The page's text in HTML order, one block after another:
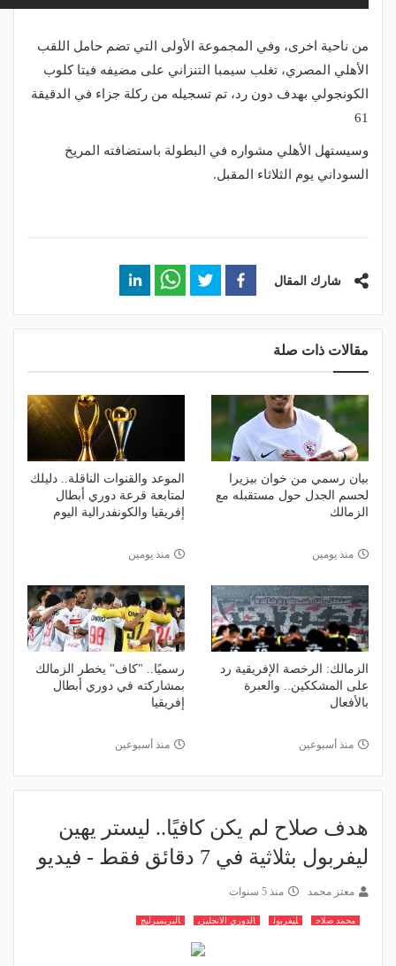
من ناحية اخرى، وفي المجموعة الأولى التي تضم حامل اللقب
الأهلي المصري، تغلب سيمبا التنزاني على مضيفه فيتا كلوب
الكونجولي بهدف دون رد، تم تسجيله من ركلة جزاء في الدقيقة
61
وسيستهل الأهلي مشواره في البطولة باستضافته المريخ
السوداني يوم الثلاثاء المقبل.
شارك المقال
مقالات ذات صلة
بيان رسمي من خوان بيزيرا
لحسم الجدل حول مستقبله مع
الزمالك
منذ يومين
الموعد والقنوات الناقلة.. دليلك
لمتابعة قرعة دوري أبطال
إفريقيا والكونفدرالية اليوم
منذ يومين
الزمالك: الرخصة الإفريقية رد
على المشككين.. والعبرة
بالأفعال
منذ أسبوعين
رسميًا.. "كاف" يخطر الزمالك
بمشاركته في دوري أبطال
إفريقيا
منذ أسبوعين
هدف صلاح لم يكن كافيًا.. ليستر يهين
ليفربول بثلاثية في 7 دقائق فقط - فيديو
معتز محمد منذ 5 سنوات
محمد صلاح ليفربول الدوري الانجليزي البريميرليج